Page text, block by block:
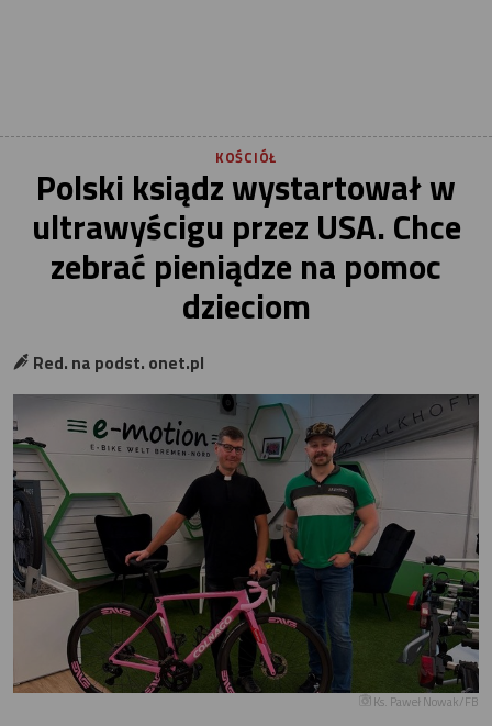
KOŚCIÓŁ
Polski ksiądz wystartował w
ultrawyścigu przez USA. Chce
zebrać pieniądze na pomoc
dzieciom
Red. na podst. onet.pl
Ks. Paweł Nowak/FB